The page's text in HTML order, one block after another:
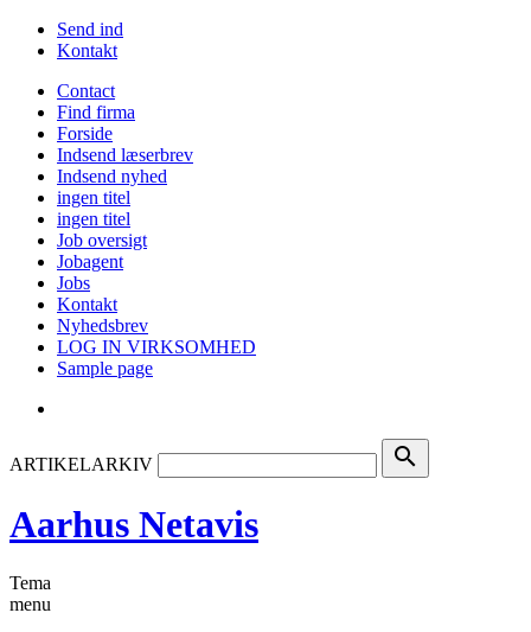
Send ind
Kontakt
Contact
Find firma
Forside
Indsend læserbrev
Indsend nyhed
ingen titel
ingen titel
Job oversigt
Jobagent
Jobs
Kontakt
Nyhedsbrev
LOG IN VIRKSOMHED
Sample page
ARTIKELARKIV search
Aarhus Netavis
Tema
menu